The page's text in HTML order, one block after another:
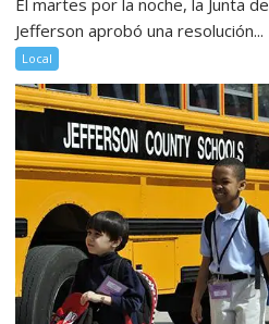
Jefferson aprobó una resolución...
Local